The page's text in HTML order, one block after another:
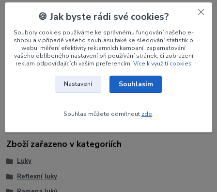
Parametry
Výrobce KINETIC
68"
Zboží zařazeno v kategoriích
Luky
Reflexní luky
🍪 Jak byste rádi své cookies?
Soubory cookies používáme ke správnému fungování našeho e-
shopu a v případě vašeho souhlasu také ke sledování statistik o
webu, měření efektivity reklamních kampaní, zapamatování
vašeho oblíbeného nastavení při používání stránek, či zobrazení
reklam odpovídajících vašim preferencím. Více k využití cookies
Nastavení Souhlasím
Souhlas můžete odmítnout zde.